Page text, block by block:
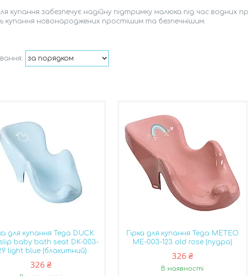
купання забезпечує надійну підтримку малюка під час водних
купання новонароджених простішим та безпечнішим.
для купання Tega DUCK
baby bath seat DK-003-
light blue (блакитний)
326 ₴
Гірка для купання Tega METEO
ME-003-123 old rose (пудра)
326 ₴
В наявності